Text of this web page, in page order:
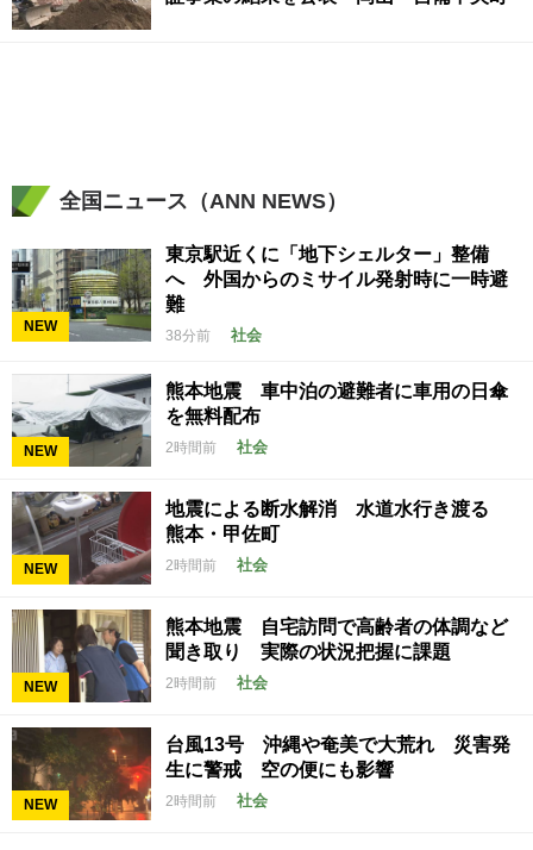
全国ニュース（ANN NEWS）
NEW
東京駅近くに「地下シェルター」整備
へ 外国からのミサイル発射時に一時避
難
38分前 社会
NEW
熊本地震 車中泊の避難者に車用の日傘
を無料配布
2時間前 社会
NEW
地震による断水解消 水道水行き渡る
熊本・甲佐町
2時間前 社会
NEW
熊本地震 自宅訪問で高齢者の体調など
聞き取り 実際の状況把握に課題
2時間前 社会
NEW
台風13号 沖縄や奄美で大荒れ 災害発
生に警戒 空の便にも影響
2時間前 社会